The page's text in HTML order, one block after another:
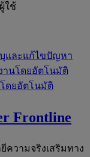
ใช้
และแก้ไขปัญหา
านโดยอัตโนมัติ
ดยอัตโนมัติ
Frontline
ความจริงเสริมทาง